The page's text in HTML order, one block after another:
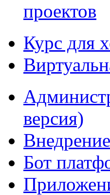
проектов
Курс для
версия)
Бот